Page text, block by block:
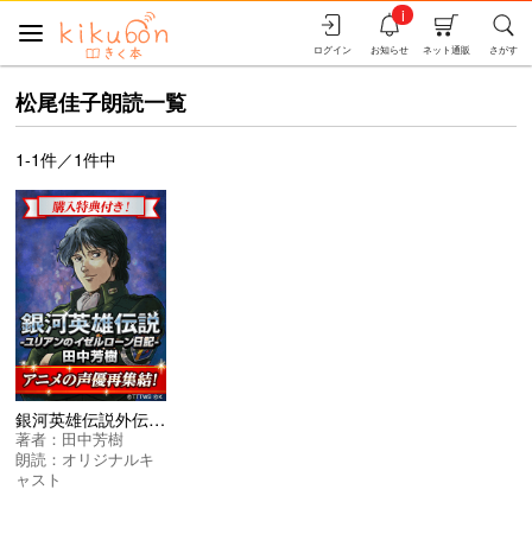
さがす
ネット通販
お知らせ
i
ログイン
松尾佳子朗読一覧
1-1件／1件中
銀河英雄伝説外伝 ユリアンのイゼルローン日記 オリジナルキャスト版
著者： 田中芳樹
朗読： オリジナルキ
ャスト